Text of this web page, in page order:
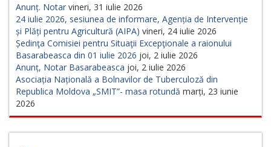
Anunț. Notar vineri, 31 iulie 2026
24 iulie 2026, sesiunea de informare, Agenția de Intervenție
și Plăți pentru Agricultură (AIPA) vineri, 24 iulie 2026
Ședinţa Comisiei pentru Situaţii Excepţionale a raionului
Basarabeasca din 01 iulie 2026 joi, 2 iulie 2026
Anunț, Notar Basarabeasca joi, 2 iulie 2026
Asociația Națională a Bolnavilor de Tuberculoză din
Republica Moldova „SMIT”- masa rotundă marți, 23 iunie
2026